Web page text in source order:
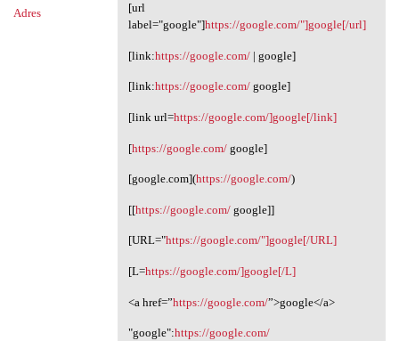
Adres
[url
label="google"]https://google.com/"]google[/url]
[link:https://google.com/| google]
[link:https://google.com/google]
[link url=https://google.com/]google[/link]
[https://google.com/google]
[google.com](https://google.com/)
[[https://google.com/google]]
[URL="https://google.com/"]google[/URL]
[L=https://google.com/]google[/L]
<a href=”https://google.com/”>google</a>
"google":https://google.com/